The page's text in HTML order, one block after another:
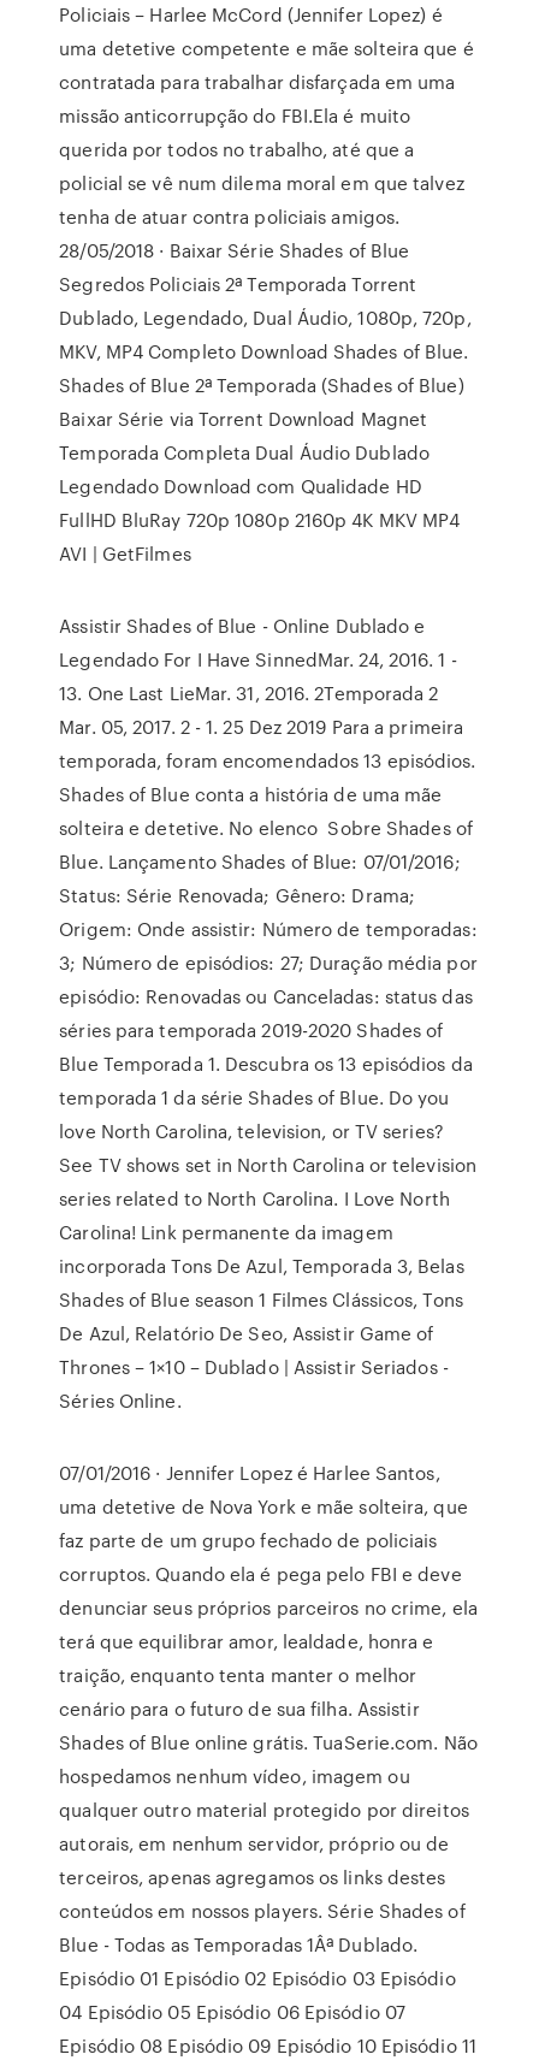
Policiais – Harlee McCord (Jennifer Lopez) é
uma detetive competente e mãe solteira que é
contratada para trabalhar disfarçada em uma
missão anticorrupção do FBI.Ela é muito
querida por todos no trabalho, até que a
policial se vê num dilema moral em que talvez
tenha de atuar contra policiais amigos.
28/05/2018 · Baixar Série Shades of Blue
Segredos Policiais 2ª Temporada Torrent
Dublado, Legendado, Dual Áudio, 1080p, 720p,
MKV, MP4 Completo Download Shades of Blue.
Shades of Blue 2ª Temporada (Shades of Blue)
Baixar Série via Torrent Download Magnet
Temporada Completa Dual Áudio Dublado
Legendado Download com Qualidade HD
FullHD BluRay 720p 1080p 2160p 4K MKV MP4
AVI | GetFilmes
Assistir Shades of Blue - Online Dublado e
Legendado For I Have SinnedMar. 24, 2016. 1 -
13. One Last LieMar. 31, 2016. 2Temporada 2
Mar. 05, 2017. 2 - 1. 25 Dez 2019 Para a primeira
temporada, foram encomendados 13 episódios.
Shades of Blue conta a história de uma mãe
solteira e detetive. No elenco Sobre Shades of
Blue. Lançamento Shades of Blue: 07/01/2016;
Status: Série Renovada; Gênero: Drama;
Origem: Onde assistir: Número de temporadas:
3; Número de episódios: 27; Duração média por
episódio: Renovadas ou Canceladas: status das
séries para temporada 2019-2020 Shades of
Blue Temporada 1. Descubra os 13 episódios da
temporada 1 da série Shades of Blue. Do you
love North Carolina, television, or TV series?
See TV shows set in North Carolina or television
series related to North Carolina. I Love North
Carolina! Link permanente da imagem
incorporada Tons De Azul, Temporada 3, Belas
Shades of Blue season 1 Filmes Clássicos, Tons
De Azul, Relatório De Seo, Assistir Game of
Thrones – 1×10 – Dublado | Assistir Seriados -
Séries Online.
07/01/2016 · Jennifer Lopez é Harlee Santos,
uma detetive de Nova York e mãe solteira, que
faz parte de um grupo fechado de policiais
corruptos. Quando ela é pega pelo FBI e deve
denunciar seus próprios parceiros no crime, ela
terá que equilibrar amor, lealdade, honra e
traição, enquanto tenta manter o melhor
cenário para o futuro de sua filha. Assistir
Shades of Blue online grátis. TuaSerie.com. Não
hospedamos nenhum vídeo, imagem ou
qualquer outro material protegido por direitos
autorais, em nenhum servidor, próprio ou de
terceiros, apenas agregamos os links destes
conteúdos em nossos players. Série Shades of
Blue - Todas as Temporadas 1Âª Dublado.
Episódio 01 Episódio 02 Episódio 03 Episódio
04 Episódio 05 Episódio 06 Episódio 07
Episódio 08 Episódio 09 Episódio 10 Episódio 11